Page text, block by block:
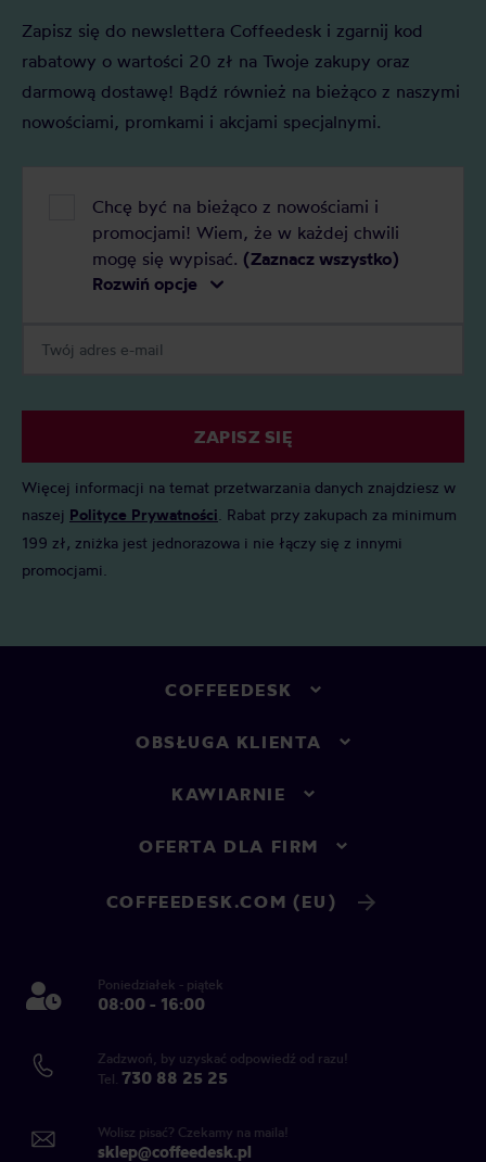
Zapisz się do newslettera Coffeedesk i zgarnij kod
rabatowy o wartości 20 zł na Twoje zakupy oraz
darmową dostawę! Bądź również na bieżąco z naszymi
nowościami, promkami i akcjami specjalnymi.
Chcę być na bieżąco z nowościami i
promocjami! Wiem, że w każdej chwili
mogę się wypisać. (Zaznacz wszystko)
Rozwiń opcje
ZAPISZ SIĘ
Więcej informacji na temat przetwarzania danych znajdziesz w
naszej Polityce Prywatności . Rabat przy zakupach za minimum
199 zł, zniżka jest jednorazowa i nie łączy się z innymi
promocjami.
COFFEEDESK
OBSŁUGA KLIENTA
KAWIARNIE
OFERTA DLA FIRM
COFFEEDESK.COM (EU)
Poniedziałek - piątek
08:00 - 16:00
Zadzwoń, by uzyskać odpowiedź od razu!
Tel. 730 88 25 25
Wolisz pisać? Czekamy na maila!
sklep@coffeedesk.pl